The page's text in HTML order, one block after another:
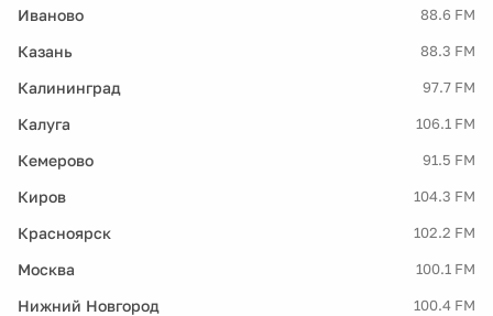
Иваново 88.6 FM
Казань 88.3 FM
Калининград 97.7 FM
Калуга 106.1 FM
Кемерово 91.5 FM
Киров 104.3 FM
Красноярск 102.2 FM
Москва 100.1 FM
Нижний Новгород 100.4 FM